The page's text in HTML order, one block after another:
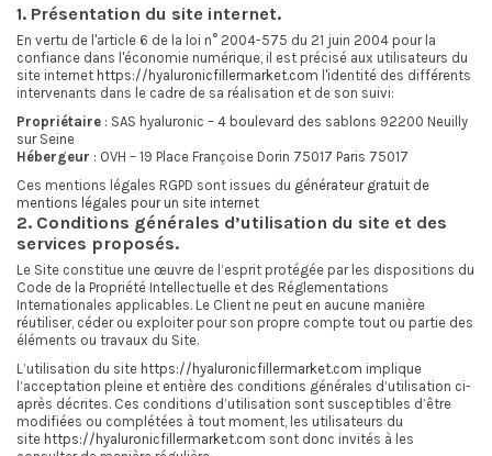
1. Présentation du site internet.
En vertu de l'article 6 de la loi n° 2004-575 du 21 juin 2004 pour la
confiance dans l'économie numérique, il est précisé aux utilisateurs du
site internet https://hyaluronicfillermarket.com l'identité des différents
intervenants dans le cadre de sa réalisation et de son suivi:
Propriétaire : SAS hyaluronic – 4 boulevard des sablons 92200 Neuilly
sur Seine
Hébergeur : OVH – 19 Place Françoise Dorin 75017 Paris 75017
Ces mentions légales RGPD sont issues du générateur gratuit de
mentions légales pour un site internet
2. Conditions générales d’utilisation du site et des
services proposés.
Le Site constitue une œuvre de l’esprit protégée par les dispositions du
Code de la Propriété Intellectuelle et des Réglementations
Internationales applicables. Le Client ne peut en aucune manière
réutiliser, céder ou exploiter pour son propre compte tout ou partie des
éléments ou travaux du Site.
L’utilisation du site https://hyaluronicfillermarket.com implique
l’acceptation pleine et entière des conditions générales d’utilisation ci-
après décrites. Ces conditions d’utilisation sont susceptibles d’être
modifiées ou complétées à tout moment, les utilisateurs du
site https://hyaluronicfillermarket.com sont donc invités à les